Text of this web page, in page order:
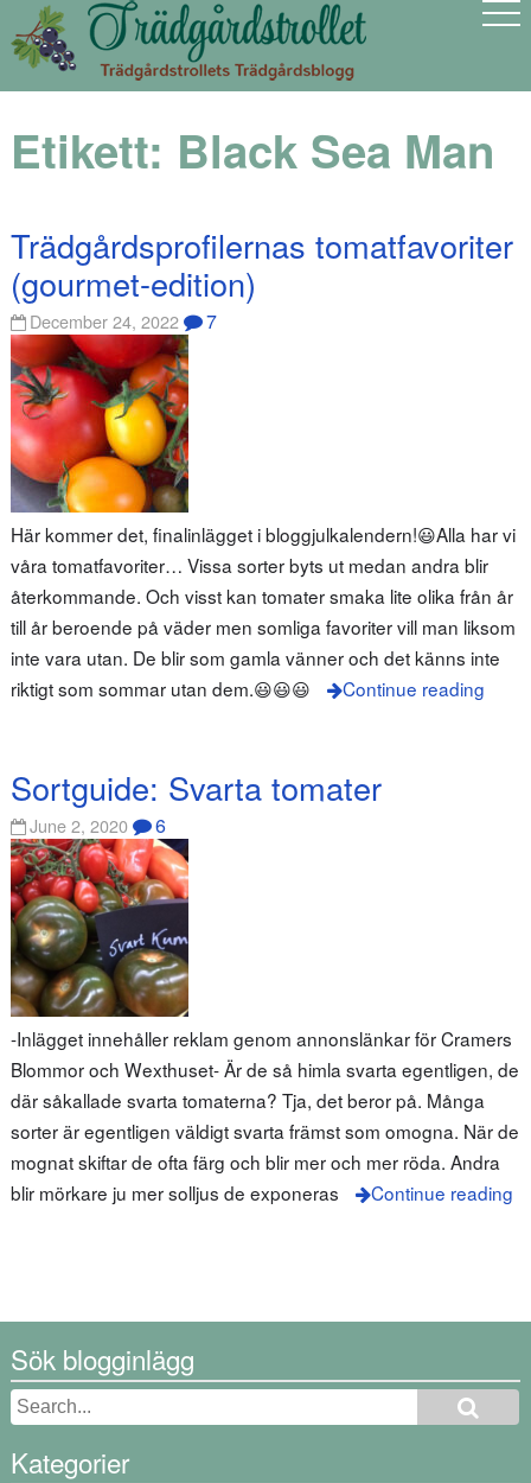
Etikett: Black Sea Man
Trädgårdsprofilernas tomatfavoriter
(gourmet-edition)
December 24, 2022 7
Här kommer det, finalinlägget i bloggjulkalendern!😃Alla har vi
våra tomatfavoriter… Vissa sorter byts ut medan andra blir
återkommande. Och visst kan tomater smaka lite olika från år
till år beroende på väder men somliga favoriter vill man liksom
inte vara utan. De blir som gamla vänner och det känns inte
riktigt som sommar utan dem.😃😃😃
Continue reading
Sortguide: Svarta tomater
June 2, 2020 6
-Inlägget innehåller reklam genom annonslänkar för Cramers
Blommor och Wexthuset- Är de så himla svarta egentligen, de
där såkallade svarta tomaterna? Tja, det beror på. Många
sorter är egentligen väldigt svarta främst som omogna. När de
mognat skiftar de ofta färg och blir mer och mer röda. Andra
blir mörkare ju mer solljus de exponeras
Continue reading
Sök blogginlägg
Kategorier